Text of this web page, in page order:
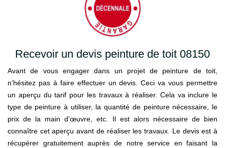
Recevoir un devis peinture de toit 08150
Avant de vous engager dans un projet de peinture de toit,
n’hésitez pas à faire effectuer un devis. Ceci va vous permettre
un aperçu du tarif pour les travaux à réaliser. Cela va inclure le
type de peinture à utiliser, la quantité de peinture nécessaire, le
prix de la main d’œuvre, etc. Il est alors nécessaire de bien
connaître cet aperçu avant de réaliser les travaux. Le devis est à
récupérer gratuitement auprès de notre service en faisant la